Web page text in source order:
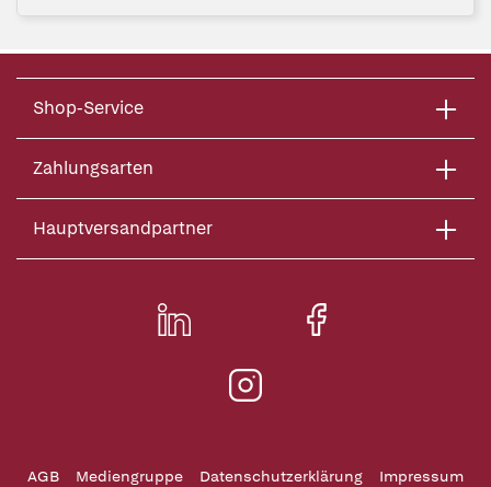
Shop-Service
Zahlungsarten
Hauptversandpartner
AGB Mediengruppe Datenschutzerklärung Impressum